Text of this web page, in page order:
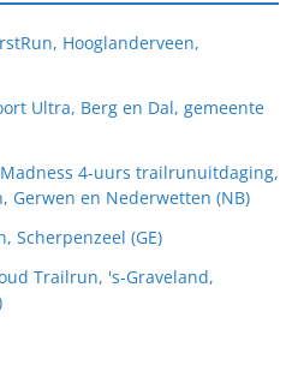
Hooglanderveen,
Ultra, Berg en Dal, gemeente
4-uurs trailrunuitdaging,
Gerwen en Nederwetten (NB)
Scherpenzeel (GE)
Trailrun, 's-Graveland,